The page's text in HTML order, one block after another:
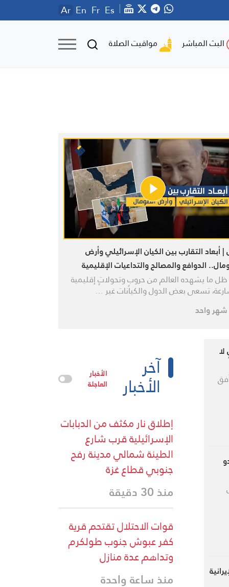
Ar En Fr Es
البث المباشر مواقيت الصلاة
أبعاد التقارب بين الكيان الإسرائيلي وأرض
الدوافع والمصالح والتداعيات الإقليمية
ما يشهده العالم من حروبٍ وتحولاتٍ إقليمية
تسعى بعض الدول والكيانات غير …
واحد
آخر
الأخبار
الأخبار
العاجلة
إطلاق نار مكثف من الدبابات
الإسرائيلية قرب شارع
الطينة شمالي مدينة رفح
جنوبي قطاع غزة
منذ 30 دقيقة
قوات الاحتلال تقتحم قرية
كفر عبوش جنوب طولكرم
وتداهم عدة منازل
منذ ساعة واحدة